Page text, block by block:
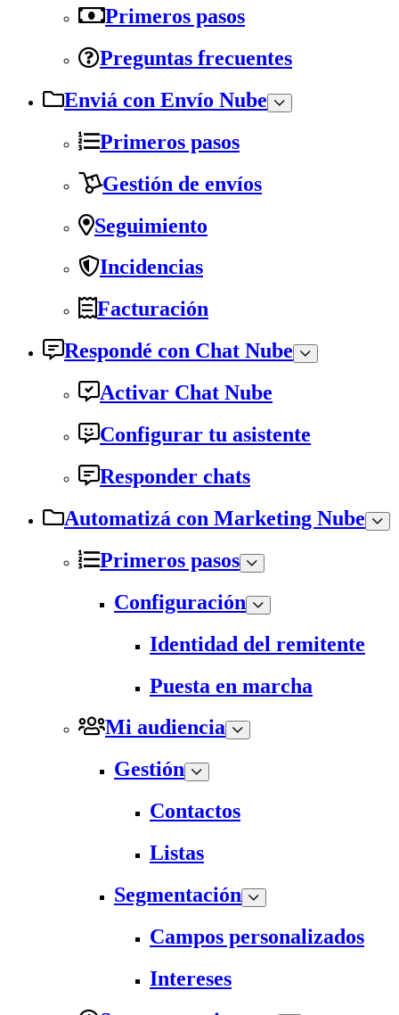
Primeros pasos
Preguntas frecuentes
Enviá con Envío Nube
Primeros pasos
Gestión de envíos
Seguimiento
Incidencias
Facturación
Respondé con Chat Nube
Activar Chat Nube
Configurar tu asistente
Responder chats
Automatizá con Marketing Nube
Primeros pasos
Configuración
Identidad del remitente
Puesta en marcha
Mi audiencia
Gestión
Contactos
Listas
Segmentación
Campos personalizados
Intereses